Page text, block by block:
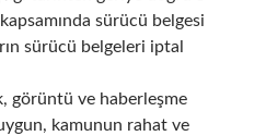
sürücü belgesi
sürücü belgeleri iptal
görüntü ve haberleşme
kamunun rahat ve